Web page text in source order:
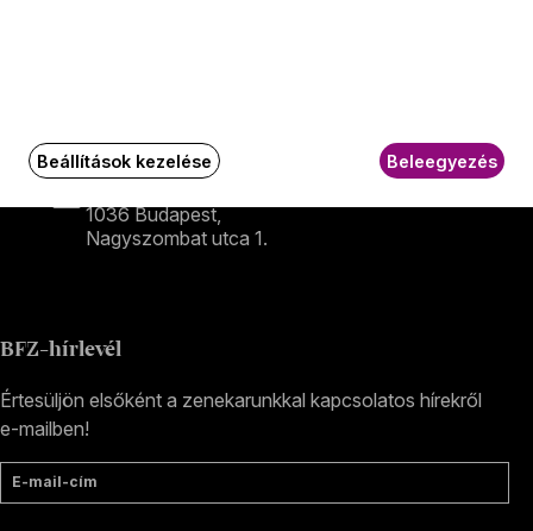
1300 Budapest,
Pf. 47
1036 Budapest,
Nagyszombat utca 1.
BFZ-hírlevél
Értesüljön elsőként a zenekarunkkal kapcsolatos hírekről
e-mailben!
E-mail-cím
Beállítások kezelése Beleegyezés